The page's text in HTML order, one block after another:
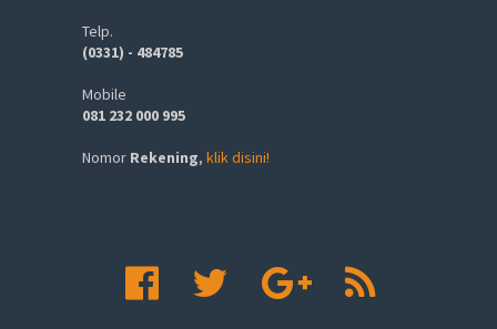
Telp.
(0331) - 484785
Mobile
081 232 000 995
Nomor Rekening, klik disini!